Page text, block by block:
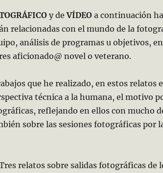
y deVÍDEO a continuación
relacionadas con el mundo de la
análisis de programas u objetivos,
aficionado@ novel o veterano.
que he realizado, en estos relatos
técnica a la humana, el motivo
reflejando en ellos con mucho
sobre las sesiones fotográficas por
relatos sobre salidas fotográficas de